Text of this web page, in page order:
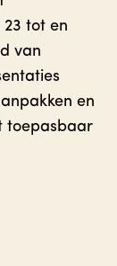
tot en
van
en
toepasbaar